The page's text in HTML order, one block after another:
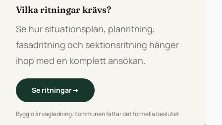
Vilka ritningar krävs?
Se hur situationsplan, planritning,
fasadritning och sektionsritning hänger
ihop med en komplett ansökan.
Se ritningar→
Bygglo är vägledning. Kommunen fattar det formella beslutet.